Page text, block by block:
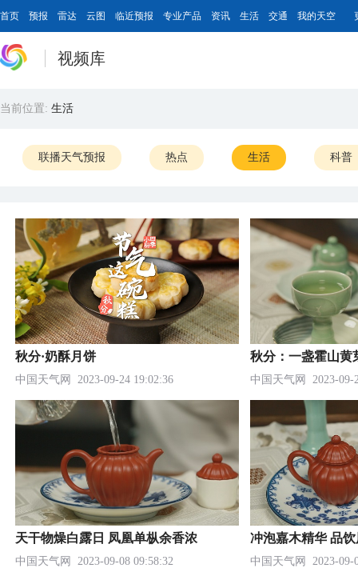
首页 预报 雷达 云图 临近预报 专业产品 资讯 生活 交通 我的天空
视频库
当前位置: 生活
联播天气预报 热点 生活 科普
秋分·奶酥月饼
中国天气网 2023-09-24 19:02:36
秋分：一盏霍山黄
中国天气网 2023-09-
天干物燥白露日 凤凰单枞余香浓
中国天气网 2023-09-08 09:58:32
冲泡嘉木精华 品
中国天气网 2023-09-